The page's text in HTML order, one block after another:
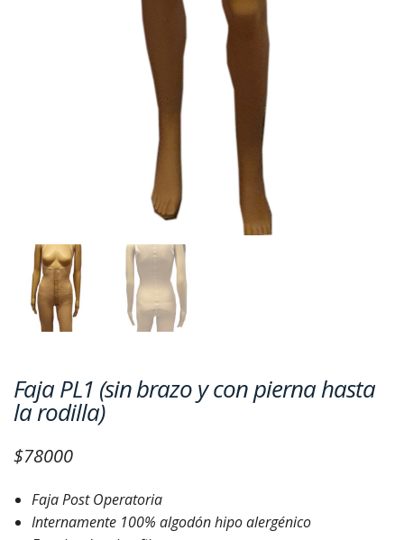
Faja PL1 (sin brazo y con pierna hasta
la rodilla)
$78000
Faja Post Operatoria
Internamente 100% algodón hipo alergénico